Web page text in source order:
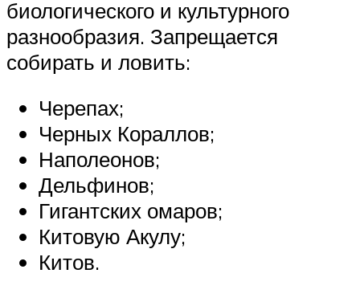
биологического и культурного
разнообразия. Запрещается
собирать и ловить:
Черепах;
Черных Кораллов;
Наполеонов;
Дельфинов;
Гигантских омаров;
Китовую Акулу;
Китов.